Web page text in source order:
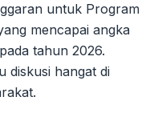
untuk Program
mencapai angka
tahun 2026.
diskusi hangat di